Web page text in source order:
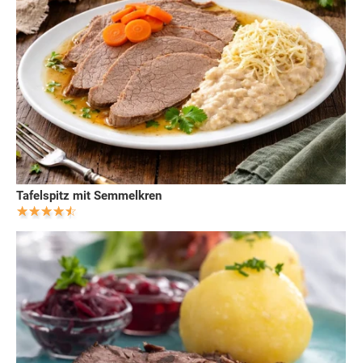
Tafelspitz mit Semmelkren